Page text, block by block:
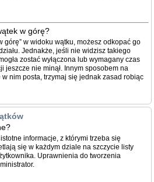
w górę?
górę” w widoku wątku, możesz odkopać go
Jednakże, jeśli nie widzisz takiego
zostać wyłączona lub wymagany czas
jeszcze nie minął. Innym sposobem na
nim posta, trzymaj się jednak zasad robiąc
informacje, z którymi trzeba się
się w każdym dziale na szczycie listy
Uprawnienia do tworzenia